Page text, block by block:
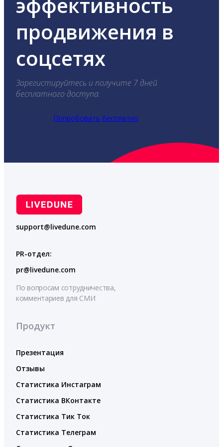
продвижения в
соцсетях
Зарегистируйтесь и получите 7 дней
бесплатного доступа.
Попробовать бесплатно
support@livedune.com
PR-отдел:
pr@livedune.com
По вопросам сотрудничества,
комментариев для СМИ
Продукт
Презентация
Отзывы
Статистика Инстаграм
Статистика ВКонтакте
Статистика Тик Ток
Статистика Телеграм